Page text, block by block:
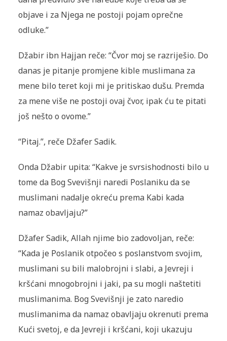
objave i za Njega ne postoji pojam oprečne
odluke.”
Džabir ibn Hajjan reče: “Čvor moj se razriješio. Do
danas je pitanje promjene kible muslimana za
mene bilo teret koji mi je pritiskao dušu. Premda
za mene više ne postoji ovaj čvor, ipak ću te pitati
još nešto o ovome.”
“Pitaj.”, reče Džafer Sadik.
Onda Džabir upita: “Kakve je svrsishodnosti bilo u
tome da Bog Svevišnji naredi Poslaniku da se
muslimani nadalje okreću prema Kabi kada
namaz obavljaju?”
Džafer Sadik, Allah njime bio zadovoljan, reče:
“Kada je Poslanik otpočeo s poslanstvom svojim,
muslimani su bili malobrojni i slabi, a Jevreji i
kršćani mnogobrojni i jaki, pa su mogli naštetiti
muslimanima. Bog Svevišnji je zato naredio
muslimanima da namaz obavljaju okrenuti prema
Kući svetoj, e da Jevreji i kršćani, koji ukazuju